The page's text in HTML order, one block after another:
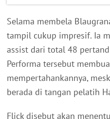
Selama membela
tampil cukup impresif. Ia
assist dari total 48
Performa tersebut
mempertahankannya,
berada di tangan pelatih
Flick disebut akan